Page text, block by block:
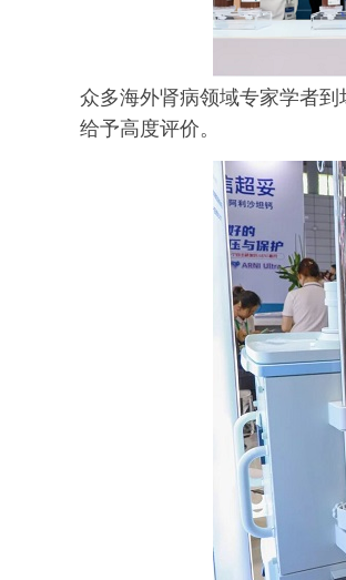
众多海外肾病领域专家学者
给予高度评价。